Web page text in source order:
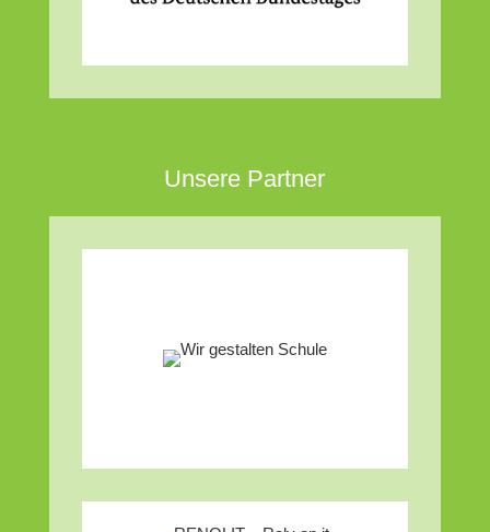
Unsere Partner